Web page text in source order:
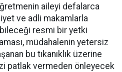
aileyi defalarca
ve adli makamlarla
resmi bir yetki
müdahalenin yetersiz
bu tıkanıklık üzerine
patlak vermeden önleyecek